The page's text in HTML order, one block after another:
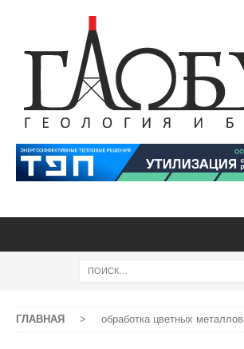
ГЛАВНАЯ > обработка цветных металлов